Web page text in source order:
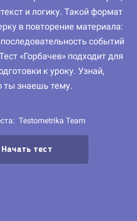
и логику. Такой формат
в повторение материала:
событий
«Горбачев» подходит для
к уроку. Узнай,
ты знаешь тему.
Testometrika Team
Начать тест